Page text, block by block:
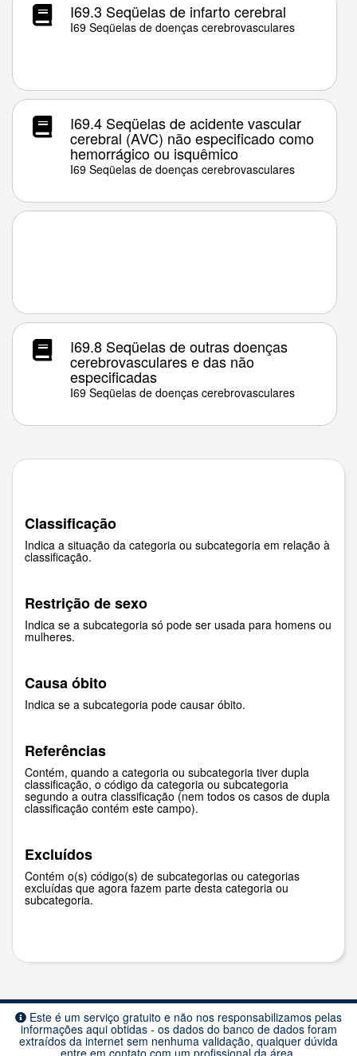
I69.3 Seqüelas de infarto cerebral
I69 Seqüelas de doenças cerebrovasculares
I69.4 Seqüelas de acidente vascular
cerebral (AVC) não especificado como
hemorrágico ou isquêmico
I69 Seqüelas de doenças cerebrovasculares
I69.8 Seqüelas de outras doenças
cerebrovasculares e das não
especificadas
I69 Seqüelas de doenças cerebrovasculares
Classificação
Indica a situação da categoria ou subcategoria em relação à
classificação.
Restrição de sexo
Indica se a subcategoria só pode ser usada para homens ou
mulheres.
Causa óbito
Indica se a subcategoria pode causar óbito.
Referências
Contém, quando a categoria ou subcategoria tiver dupla
classificação, o código da categoria ou subcategoria
segundo a outra classificação (nem todos os casos de dupla
classificação contém este campo).
Excluídos
Contém o(s) código(s) de subcategorias ou categorias
excluídas que agora fazem parte desta categoria ou
subcategoria.
Este é um serviço gratuito e não nos responsabilizamos pelas
informações aqui obtidas - os dados do banco de dados foram
extraídos da internet sem nenhuma validação, qualquer dúvida
entre em contato com um profissional da área.